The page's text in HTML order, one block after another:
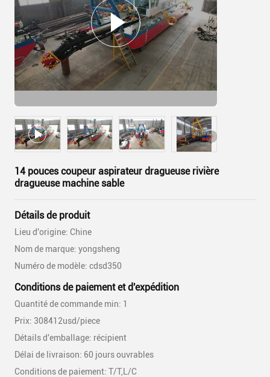
14 pouces coupeur aspirateur dragueuse rivière
dragueuse machine sable
Détails de produit
Lieu d'origine: Chine
Nom de marque: yongsheng
Numéro de modèle: cdsd350
Conditions de paiement et d'expédition
Quantité de commande min: 1
Prix: 308412usd/piece
Détails d'emballage: récipient
Délai de livraison: 60 jours ouvrables
Conditions de paiement: T/T,L/C